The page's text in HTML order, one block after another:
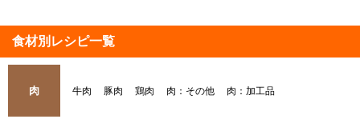
食材別レシピ一覧
肉 牛肉 豚肉 鶏肉 肉：その他 肉：加工品